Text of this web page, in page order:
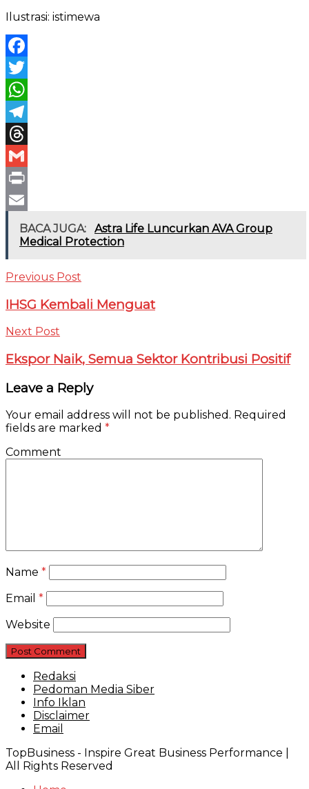
Ilustrasi: istimewa
Facebook
Twitter
WhatsApp
Telegram
Threads
Gmail
Print
Email
BACA JUGA:
Astra Life Luncurkan AVA Group
Medical Protection
Previous Post
IHSG Kembali Menguat
Next Post
Ekspor Naik, Semua Sektor Kontribusi Positif
Leave a Reply
Your email address will not be published. Required
fields are marked *
Comment
Name *
Email *
Website
Redaksi
Pedoman Media Siber
Info Iklan
Disclaimer
Email
TopBusiness - Inspire Great Business Performance |
All Rights Reserved